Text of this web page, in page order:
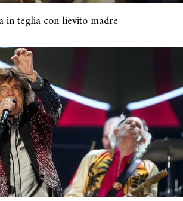
in teglia con lievito madre